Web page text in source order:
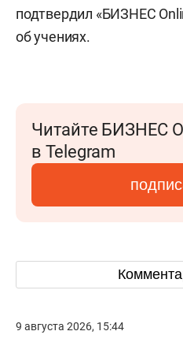
подтвердил «БИЗНЕС
об учениях.
Читайте БИЗНЕС
в Telegram
9 августа 2026, 15:44